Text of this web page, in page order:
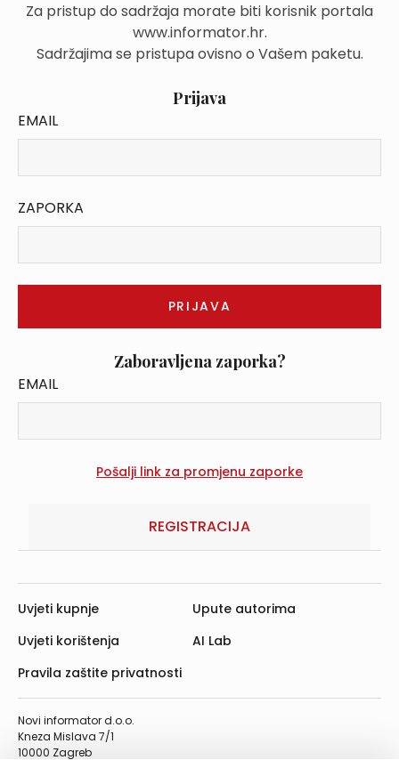
Za pristup do sadržaja morate biti korisnik portala
www.informator.hr.
Sadržajima se pristupa ovisno o Vašem paketu.
Prijava
EMAIL
ZAPORKA
Zaboravljena zaporka?
EMAIL
REGISTRACIJA
Novi informator d.o.o.
Kneza Mislava 7/1
10000 Zagreb
Uvjeti kupnje
Uvjeti korištenja
Pravila zaštite privatnosti
Upute autorima
AI Lab